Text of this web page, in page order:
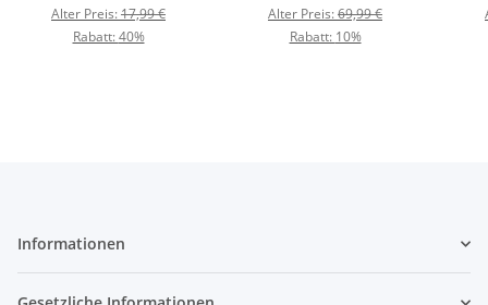
Alter Preis:17,99 €
Rabatt:40%
Alter Preis:69,99 €
Rabatt: 10%
Informationen